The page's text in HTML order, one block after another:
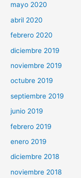
mayo 2020
abril 2020
febrero 2020
diciembre 2019
noviembre 2019
octubre 2019
septiembre 2019
junio 2019
febrero 2019
enero 2019
diciembre 2018
noviembre 2018